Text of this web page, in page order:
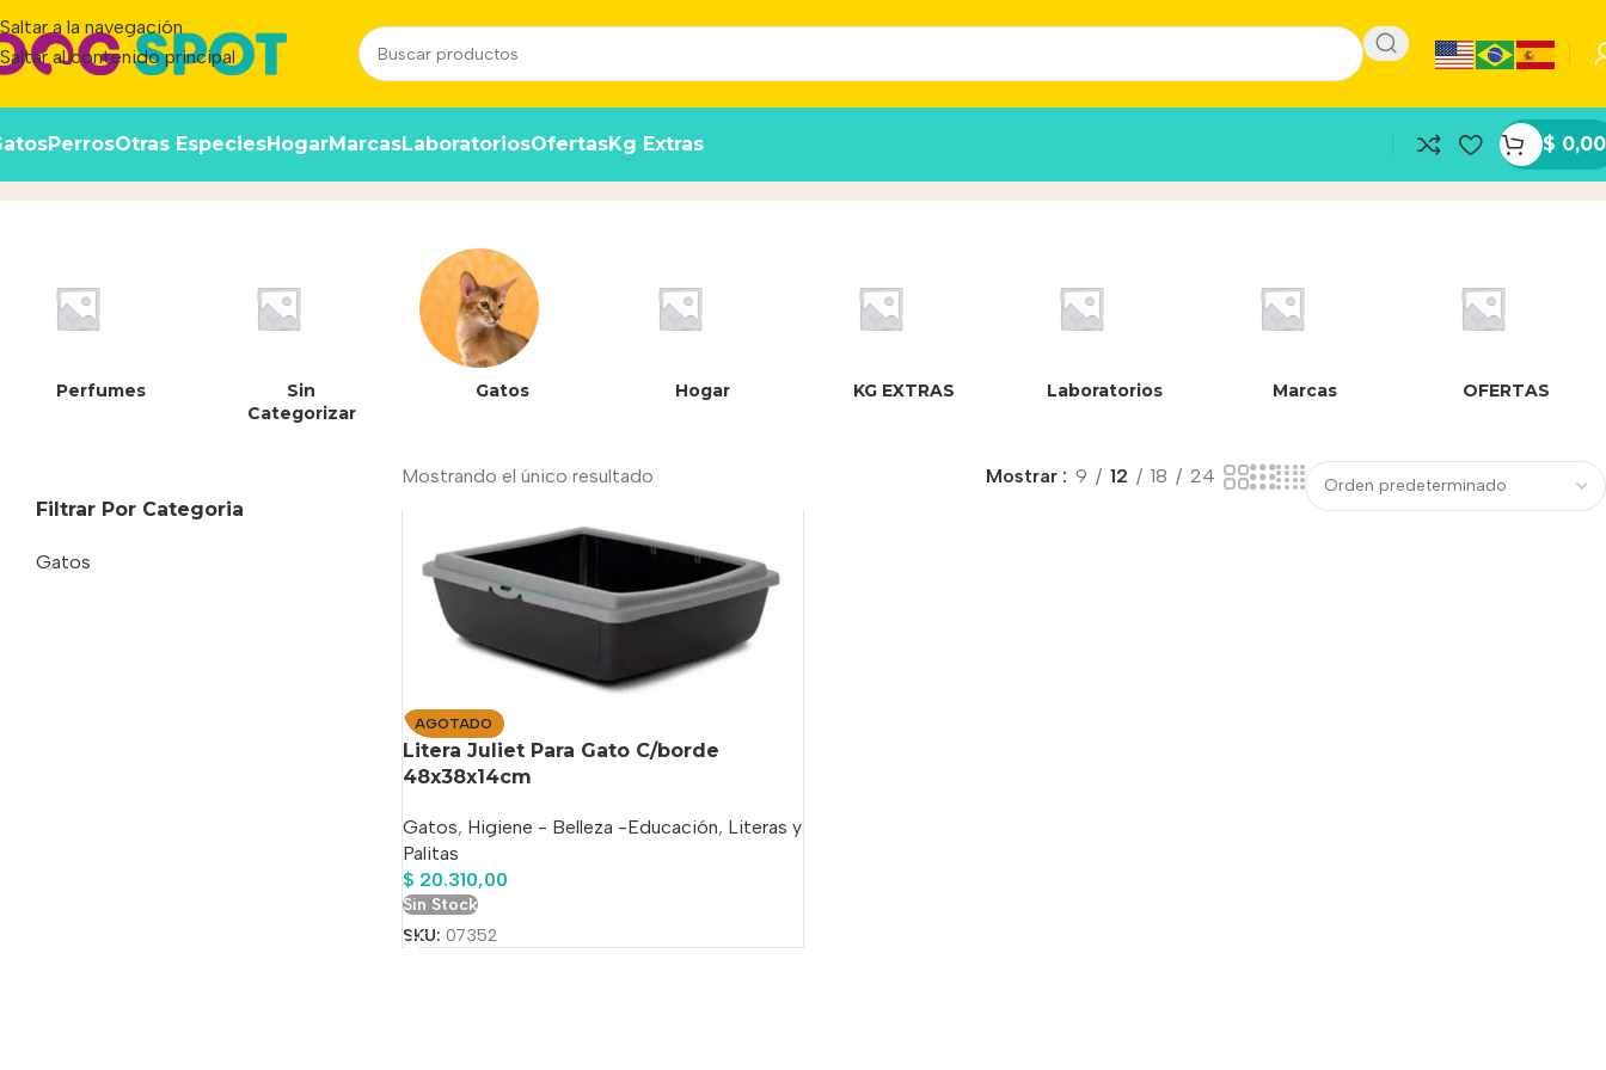
Saltar a la navegación
Saltar al contenido principal
PerrosOtras EspeciesHogarMarcasLaboratoriosOfertasKg Extras $ 0,00
Perfumes
Sin
Categorizar
Gatos Hogar KG EXTRAS Laboratorios Marcas OFERTAS
Filtrar Por Categoria
Gatos
Mostrando el único resultado Mostrar 9 12 18 24
AGOTADO
Litera Juliet Para Gato C/borde
48x38x14cm
Gatos, Higiene - Belleza -Educación, Literas y
Palitas
$ 20.310,00
Sin Stock
SKU: 07352